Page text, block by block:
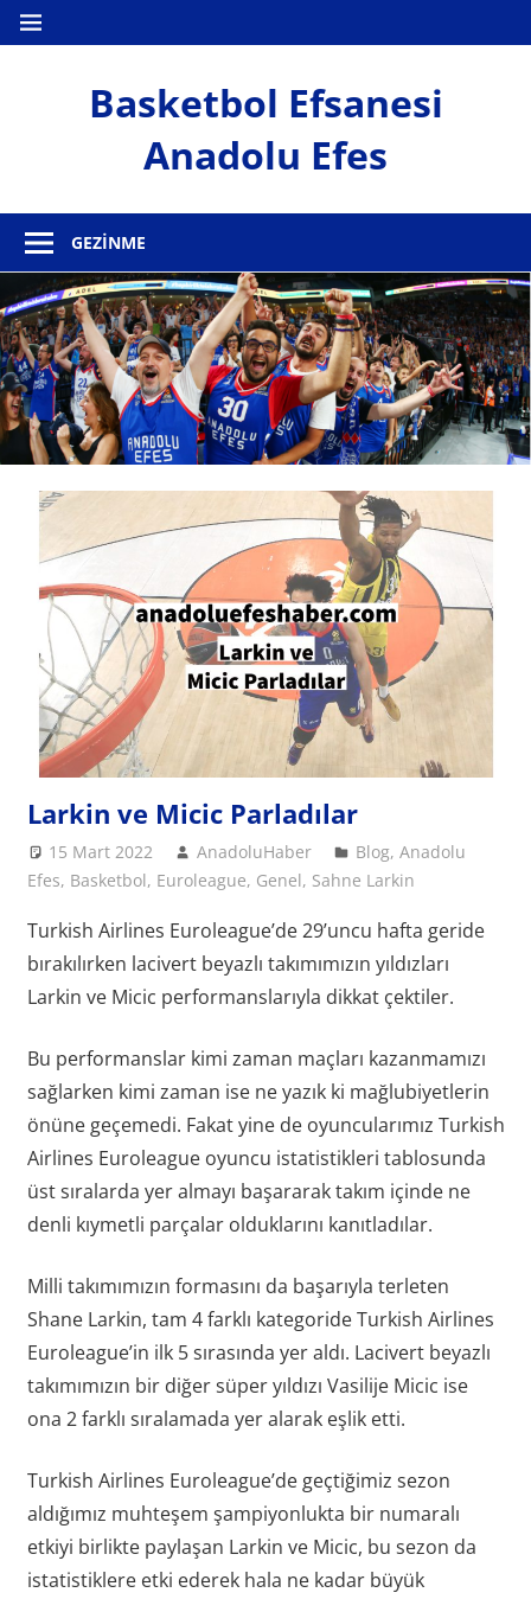
İçeriğe
geç MENÜ
Basketbol Efsanesi
Anadolu Efes
Efes
Sitesi
GEZINME
Larkin ve Micic Parladılar
15 Mart 2022 AnadoluHaber Blog,Anadolu
Efes, Basketbol, Euroleague, Genel, Sahne Larkin
Turkish Airlines Euroleague’de 29’uncu hafta geride
bırakılırken lacivert beyazlı takımımızın yıldızları
Larkin ve Micic performanslarıyla dikkat çektiler.
Bu performanslar kimi zaman maçları kazanmamızı
sağlarken kimi zaman ise ne yazık ki mağlubiyetlerin
önüne geçemedi. Fakat yine de oyuncularımız Turkish
Airlines Euroleague oyuncu istatistikleri tablosunda
üst sıralarda yer almayı başararak takım içinde ne
denli kıymetli parçalar olduklarını kanıtladılar.
Milli takımımızın formasını da başarıyla terleten
Shane Larkin, tam 4 farklı kategoride Turkish Airlines
Euroleague’in ilk 5 sırasında yer aldı. Lacivert beyazlı
takımımızın bir diğer süper yıldızı Vasilije Micic ise
ona 2 farklı sıralamada yer alarak eşlik etti.
Turkish Airlines Euroleague’de geçtiğimiz sezon
aldığımız muhteşem şampiyonlukta bir numaralı
etkiyi birlikte paylaşan Larkin ve Micic, bu sezon da
istatistiklere etki ederek hala ne kadar büyük